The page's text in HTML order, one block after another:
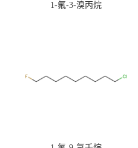
1-氟-3-溴丙烷